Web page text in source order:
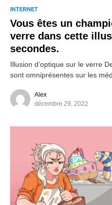
INTERNET
Vous êtes un
verre dans cette
secondes.
Illusion d’optique sur le verre
sont omniprésentes sur les
Alex
décembre 29, 2022